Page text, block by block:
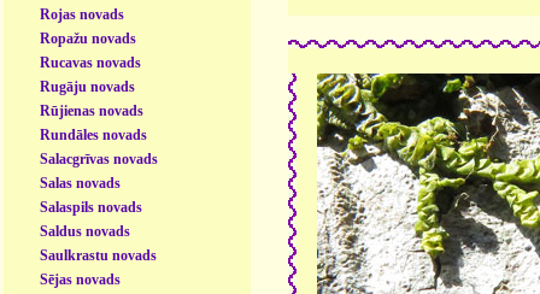
Rojas novads
Ropažu novads
Rucavas novads
Rugāju novads
Rūjienas novads
Rundāles novads
Salacgrīvas novads
Salas novads
Salaspils novads
Saldus novads
Saulkrastu novads
Sējas novads